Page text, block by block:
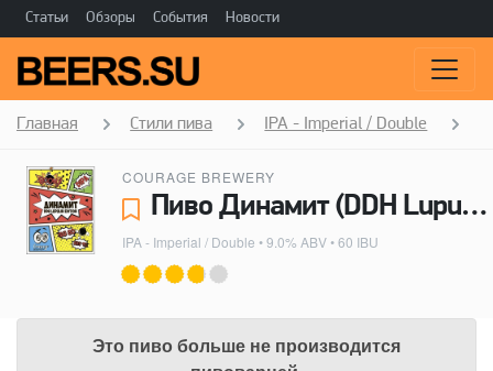
Статьи Обзоры События Новости
Главная Стили пива IPA - Imperial / Double
COURAGE BREWERY
Пиво Динамит (DDH Lupulin Edition) - Courage Brewery
IPA - Imperial / Double • 9.0% ABV • 60 IBU
Это пиво больше не производится